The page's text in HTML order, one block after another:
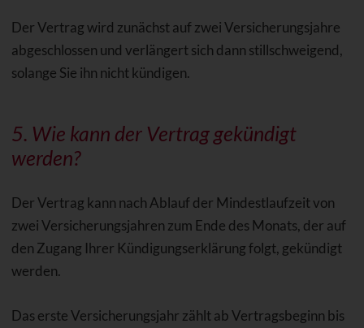
Der Vertrag wird zunächst auf zwei Versicherungsjahre
abgeschlossen und verlängert sich dann stillschweigend,
solange Sie ihn nicht kündigen.
5. Wie kann der Vertrag gekündigt
werden?
Der Vertrag kann nach Ablauf der Mindestlaufzeit von
zwei Versicherungsjahren zum Ende des Monats, der auf
den Zugang Ihrer Kündigungserklärung folgt, gekündigt
werden.
Das erste Versicherungsjahr zählt ab Vertragsbeginn bis